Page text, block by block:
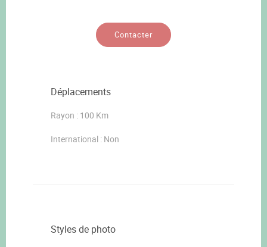
Contacter
Déplacements
Rayon : 100 Km
International : Non
Styles de photo